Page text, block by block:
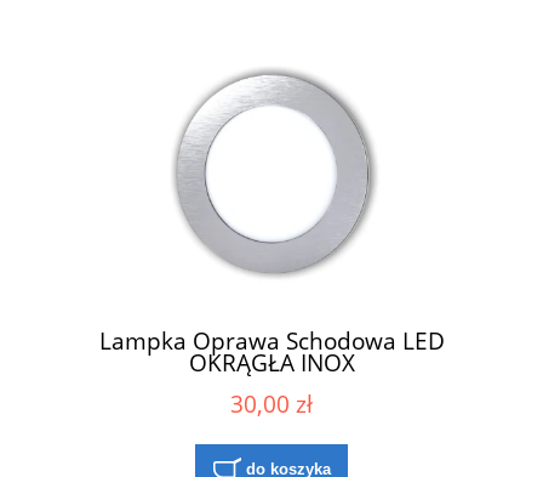
Lampka Oprawa Schodowa LED
OKRĄGŁA INOX
30,00 zł
do koszyka